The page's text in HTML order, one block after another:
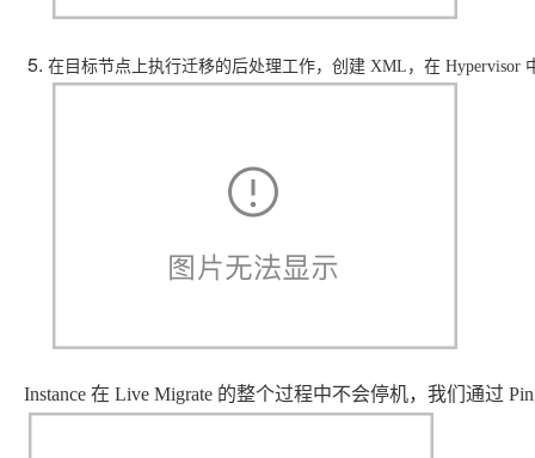
在目标节点上执行迁移的后处理工作，创建 XML，在 Hypervisor
Instance 在 Live Migrate 的整个过程中不会停机，我们通过